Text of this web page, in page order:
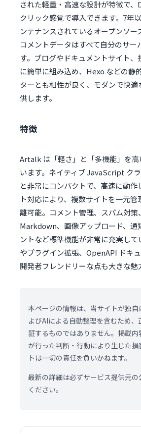
された軽量・高速な設計が特徴で
クリック感覚で導入できます。7年
ンテナンスされているオープンソー
コメントデータはすべて自分のサー
す。ブログやドキュメントサイト、
に簡単に組み込め、Hexo などの静
ターとも相性が良く、モダンで快
供します。
特徴
Artalk は「軽さ」と「多機能」を
います。ネイティブ JavaScript ク
と非常にコンパクトで、高速に動作
ト対応により、複数サイトを一元
離可能。コメント管理、スパム対策
Markdown、画像アップロード、通
ントなど標準機能が非常に充実し
やプラグイン拡張、OpenAPI ドキュ
開発者フレンドリーな点も大きな魅
本ページの情報は、当サイトが独
よびAIによる自動整理を含むため
証するものではありません。掲載
が行った判断・行動により生じた損
トは一切の責任を負いかねます。
最新の詳細は必ずサービス提供元
ください。